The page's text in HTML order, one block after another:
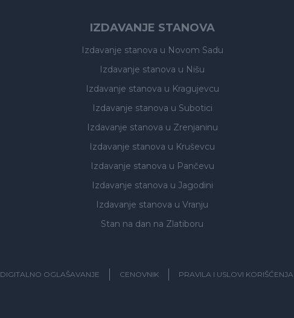
IZDAVANJE STANOVA
Izdavanje stanova u Novom Sadu
Izdavanje stanova u Nišu
Izdavanje stanova u Kragujevcu
Izdavanje stanova u Subotici
Izdavanje stanova u Zrenjaninu
Izdavanje stanova u Kruševcu
Izdavanje stanova u Pančevu
Izdavanje stanova u Jagodini
Izdavanje stanova u Vranju
Stan na dan na Zlatiboru
DIGITALNO OGLAŠAVANJE CENOVNIK PRAVILA I USLOVI KORIŠĆENJA